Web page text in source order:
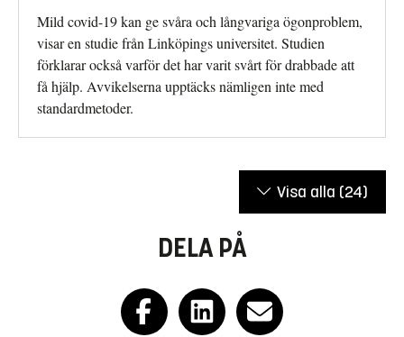
Mild covid-19 kan ge svåra och långvariga ögonproblem,
visar en studie från Linköpings universitet. Studien
förklarar också varför det har varit svårt för drabbade att
få hjälp. Avvikelserna upptäcks nämligen inte med
standardmetoder.
Visa alla (24)
DELA PÅ